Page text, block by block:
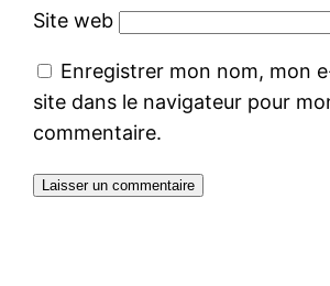
Site web
Enregistrer mon nom, mon
site dans le navigateur pour
commentaire.